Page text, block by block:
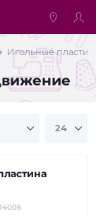
Игольные